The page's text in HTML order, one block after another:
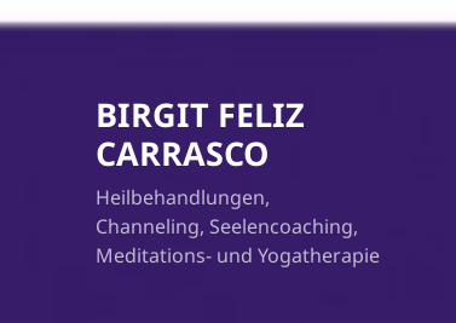
BIRGIT FELIZ
CARRASCO
Heilbehandlungen,
Channeling, Seelencoaching,
Meditations- und Yogatherapie